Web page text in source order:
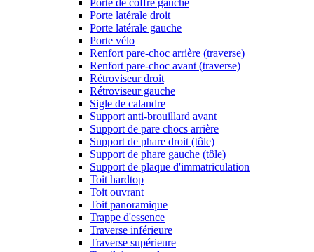
Porte de coffre gauche
Porte latérale droit
Porte latérale gauche
Porte vélo
Renfort pare-choc arrière (traverse)
Renfort pare-choc avant (traverse)
Rétroviseur droit
Rétroviseur gauche
Sigle de calandre
Support anti-brouillard avant
Support de pare chocs arrière
Support de phare droit (tôle)
Support de phare gauche (tôle)
Support de plaque d'immatriculation
Toit hardtop
Toit ouvrant
Toit panoramique
Trappe d'essence
Traverse inférieure
Traverse supérieure